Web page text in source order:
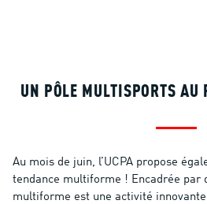
UN PÔLE MULTISPORTS AU
Au mois de juin, l’UCPA propose
tendance multiforme ! Encadrée par
multiforme est une activité